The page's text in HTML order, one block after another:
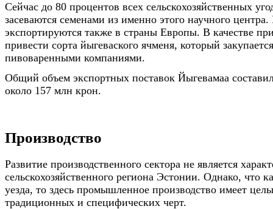
Сейчас до 80 процентов всех сельскохозяйственных
засеваются семенами из именно этого научного
экспортируются также в страны Европы. В качестве
привести сорта йыгеваского ячменя, который
пивоваренными компаниями.
Общий объем экспортных поставок Йыгевамаа
около 157 млн крон.
Производство
Развитие производственного сектора не является
сельскохозяйственного региона Эстонии. Однако, что
уезда, то здесь промышленное производство имеет
традиционных и специфических черт.